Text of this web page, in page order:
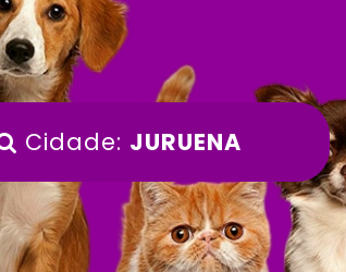
Cidade: JURUENA